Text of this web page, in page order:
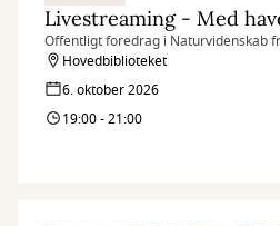
Offentligt foredrag i Naturvidenskab
Hovedbiblioteket
6. oktober 2026
19:00 - 21:00